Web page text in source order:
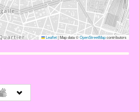
Leaflet|Map data ©OpenStreetMapcontributors